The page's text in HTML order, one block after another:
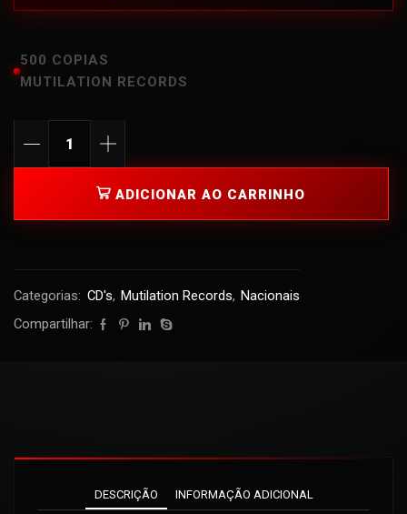
500 COPIAS
MUTILATION RECORDS
ADICIONAR AO CARRINHO
Categorias: CD's, Mutilation Records, Nacionais
Compartilhar:
DESCRIÇÃO INFORMAÇÃO ADICIONAL